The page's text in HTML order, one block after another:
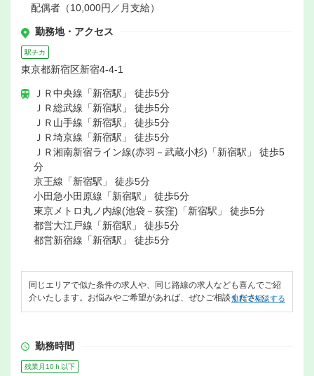
配偶者（10,000円／月支給）
勤務地・アクセス
駅チカ
東京都新宿区新宿4-4-1
ＪＲ中央線「新宿駅」 徒歩5分
ＪＲ総武線「新宿駅」 徒歩5分
ＪＲ山手線「新宿駅」 徒歩5分
ＪＲ埼京線「新宿駅」 徒歩5分
ＪＲ湘南新宿ライン線(赤羽－武蔵小杉)「新宿駅」 徒歩5
分
京王線「新宿駅」 徒歩5分
小田急小田原線「新宿駅」 徒歩5分
東京メトロ丸ノ内線(池袋－荻窪)「新宿駅」 徒歩5分
都営大江戸線「新宿駅」 徒歩5分
都営新宿線「新宿駅」 徒歩5分
同じエリアで似た条件の求人や、同じ路線の求人なども喜んでご紹
介いたします。お悩みやご希望があれば、ぜひご相談ください。
無料で相談する
勤務時間
残業月10ｈ以下